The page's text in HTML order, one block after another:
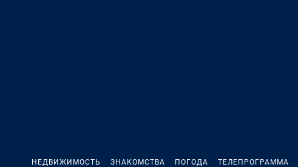
НЕДВИЖИМОСТЬ ЗНАКОМСТВА ПОГОДА ТЕЛЕПРОГРАММА